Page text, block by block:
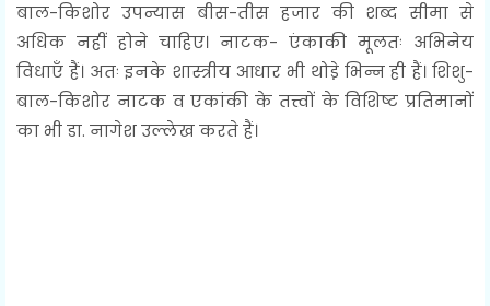
बाल-किशोर उपन्यास बीस-तीस हजार की शब्द सीमा से
अधिक नहीं होने चाहिए। नाटक- एंकाकी मूलतः अभिनेय
विधाएँ हैं। अतः इनके शास्त्रीय आधार भी थोडे़ भिन्न ही हैं। शिशु-
बाल-किशोर नाटक व एकांकी के तत्त्वों के विशिष्ट प्रतिमानों
का भी डा. नागेश उल्लेख करते हैं।